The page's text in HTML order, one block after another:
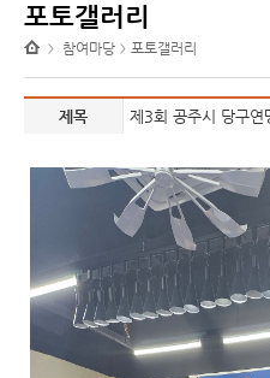
포토갤러리
> 참여마당 > 포토갤러리
제목 제3회 공주시 당구연